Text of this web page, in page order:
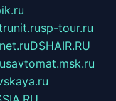
sp-tour.ru
DSHAIR.RU